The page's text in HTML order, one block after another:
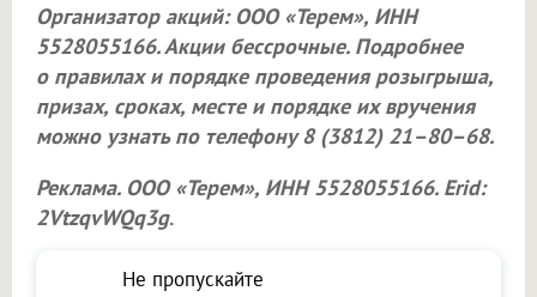
Организатор акций: ООО «Терем», ИНН
5528055166. Акции бессрочные. Подробнее
о правилах и порядке проведения розыгрыша,
призах, сроках, месте и порядке их вручения
можно узнать по телефону 8 (3812) 21–80–68.
Реклама. ООО «Терем», ИНН 5528055166. Erid:
2VtzqvWQq3g.
Не пропускайте